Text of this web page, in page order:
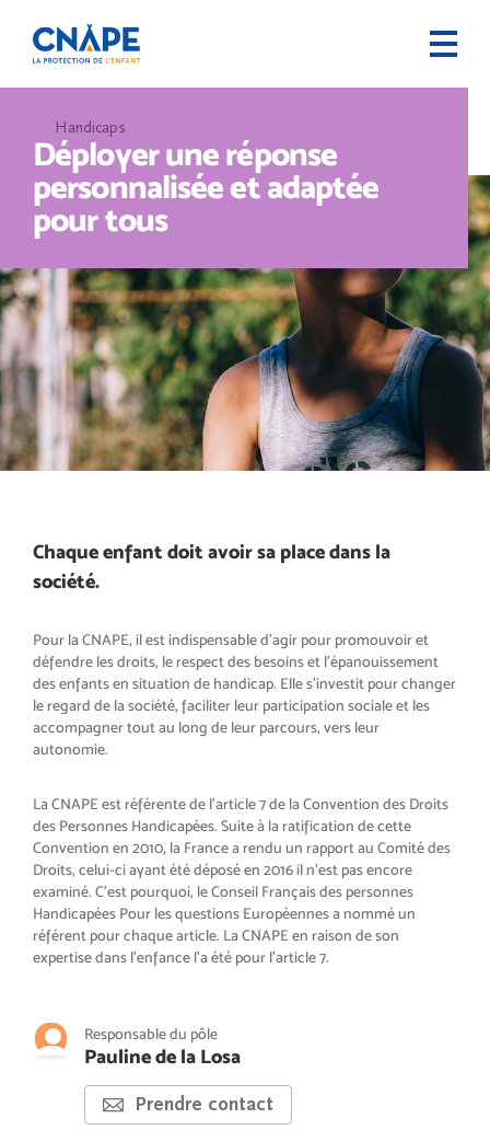
Handicaps
Déployer une réponse
personnalisée et adaptée
pour tous
Chaque enfant doit avoir sa place dans la
société.
Pour la CNAPE, il est indispensable d’agir pour promouvoir et
défendre les droits, le respect des besoins et l’épanouissement
des enfants en situation de handicap. Elle s’investit pour changer
le regard de la société, faciliter leur participation sociale et les
accompagner tout au long de leur parcours, vers leur
autonomie.
La CNAPE est référente de l’article 7 de la Convention des Droits
des Personnes Handicapées. Suite à la ratification de cette
Convention en 2010, la France a rendu un rapport au Comité des
Droits, celui-ci ayant été déposé en 2016 il n’est pas encore
examiné. C’est pourquoi, le Conseil Français des personnes
Handicapées Pour les questions Européennes a nommé un
référent pour chaque article. La CNAPE en raison de son
expertise dans l’enfance l’a été pour l’article 7.
Responsable du pôle
Pauline de la Losa
Prendre contact